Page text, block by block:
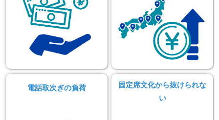
電話取次ぎの負荷
固定席文化から抜けられな
い